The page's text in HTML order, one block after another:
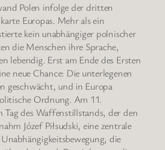
Polen infolge der dritten
Europas. Mehr als ein
kein unabhängiger polnischer
die Menschen ihre Sprache,
lebendig. Erst am Ende des Ersten
neue Chance: Die unterlegenen
geschwächt, und in Europa
Ordnung. Am 11.
Tag des Waffenstillstands, der den
Józef Piłsudski, eine zentrale
die